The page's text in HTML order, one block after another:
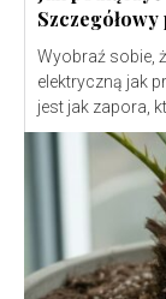
Wyobraź sobie,
elektryczną jak
jest jak zapora,